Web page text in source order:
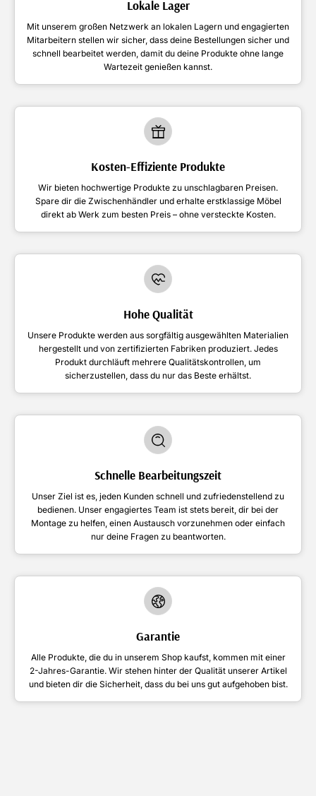
Lokale Lager
Mit unserem großen Netzwerk an lokalen Lagern und engagierten
Mitarbeitern stellen wir sicher, dass deine Bestellungen sicher und
schnell bearbeitet werden, damit du deine Produkte ohne lange
Wartezeit genießen kannst.
Kosten-Effiziente Produkte
Wir bieten hochwertige Produkte zu unschlagbaren Preisen.
Spare dir die Zwischenhändler und erhalte erstklassige Möbel
direkt ab Werk zum besten Preis – ohne versteckte Kosten.
Hohe Qualität
Unsere Produkte werden aus sorgfältig ausgewählten Materialien
hergestellt und von zertifizierten Fabriken produziert. Jedes
Produkt durchläuft mehrere Qualitätskontrollen, um
sicherzustellen, dass du nur das Beste erhältst.
Schnelle Bearbeitungszeit
Unser Ziel ist es, jeden Kunden schnell und zufriedenstellend zu
bedienen. Unser engagiertes Team ist stets bereit, dir bei der
Montage zu helfen, einen Austausch vorzunehmen oder einfach
nur deine Fragen zu beantworten.
Garantie
Alle Produkte, die du in unserem Shop kaufst, kommen mit einer
2-Jahres-Garantie. Wir stehen hinter der Qualität unserer Artikel
und bieten dir die Sicherheit, dass du bei uns gut aufgehoben bist.